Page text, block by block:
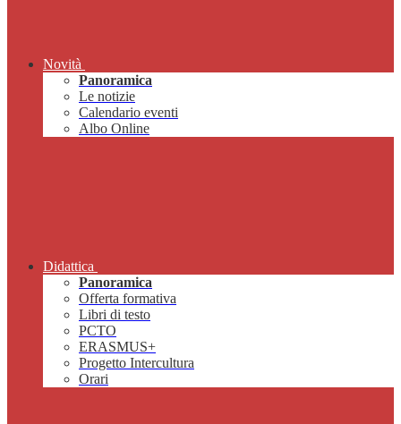
Novità
Panoramica
Le notizie
Calendario eventi
Albo Online
Didattica
Panoramica
Offerta formativa
Libri di testo
PCTO
ERASMUS+
Progetto Intercultura
Orari